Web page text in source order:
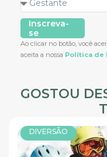
Inscreva-
se
Ao clicar no botão, você
aceita a nossa Política de
GOSTOU
DIVERSÃO